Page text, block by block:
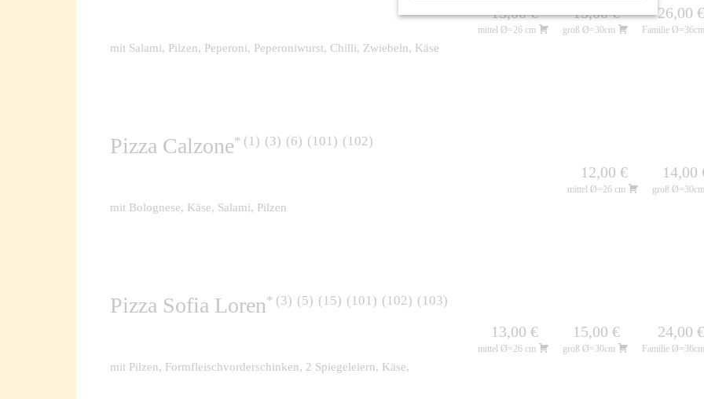
13,00 €
mittel Ø=26 cm
15,00 €
groß Ø=30cm
26,00 €
Familie Ø=36cm
mit Salami, Pilzen, Peperoni, Peperoniwurst, Chilli, Zwiebeln, Käse
Pizza Calzone 1 3 6 101 102
12,00 €
mittel Ø=26 cm
14,00
groß Ø=30cm
mit Bolognese, Käse, Salami, Pilzen
Pizza Sofia Loren 3 5 15 101 102 103
13,00 €
mittel Ø=26 cm
15,00 €
groß Ø=30cm
24,00 €
Familie Ø=36cm
mit Pilzen, Formfleischvorderschinken, 2 Spiegeleiern, Käse,